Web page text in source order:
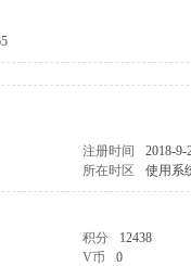
注册时间
2018-9-
所在时区 使用系
积分
12438
V币 0